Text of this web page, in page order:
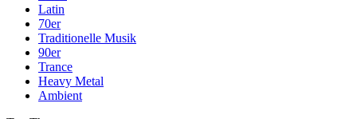
Latin
70er
Traditionelle Musik
90er
Trance
Heavy Metal
Ambient